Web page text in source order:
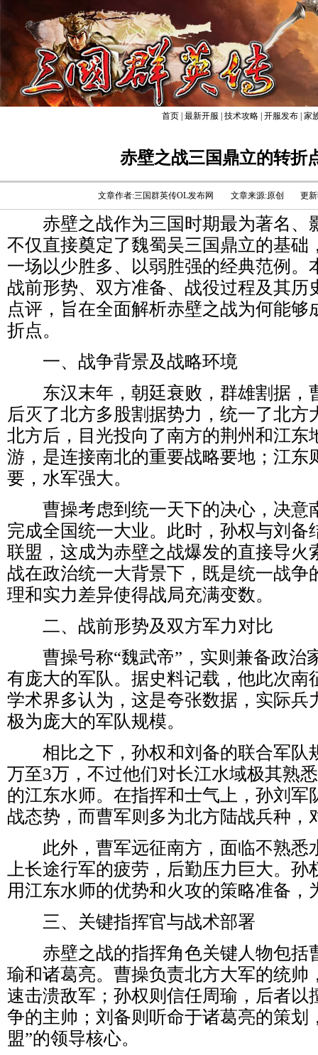
首页| 最新开服 技术攻略| 开服发布| 家
赤壁之战三国鼎立的转折
文章作者:三国群英传OL发布网 文章来源:原创 更新
赤壁之战作为三国时期最为著名、
不仅直接奠定了魏蜀吴三国鼎立的基础
一场以少胜多、以弱胜强的经典范例。
战前形势、双方准备、战役过程及其历
点评，旨在全面解析赤壁之战为何能够
折点。
一、战争背景及战略环境
东汉末年，朝廷衰败，群雄割据，
后灭了北方多股割据势力，统一了北方
北方后，目光投向了南方的荆州和江东
游，是连接南北的重要战略要地；江东
要，水军强大。
曹操考虑到统一天下的决心，决意
完成全国统一大业。此时，孙权与刘备
联盟，这成为赤壁之战爆发的直接导火
战在政治统一大背景下，既是统一战争
理和实力差异使得战局充满变数。
二、战前形势及双方军力对比
曹操号称“魏武帝”，实则兼备政治
有庞大的军队。据史料记载，他此次南
学术界多认为，这是夸张数据，实际兵
极为庞大的军队规模。
相比之下，孙权和刘备的联合军队
万至3万，不过他们对长江水域极其熟
的江东水师。在指挥和士气上，孙刘军
战态势，而曹军则多为北方陆战兵种，
此外，曹军远征南方，面临不熟悉
上长途行军的疲劳，后勤压力巨大。
用江东水师的优势和火攻的策略准备，
三、关键指挥官与战术部署
赤壁之战的指挥角色关键人物包括
瑜和诸葛亮。曹操负责北方大军的统帅
速击溃敌军；孙权则信任周瑜，后者以
争的主帅；刘备则听命于诸葛亮的策划
盟”的领导核心。